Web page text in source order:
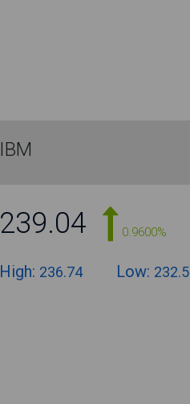
IBM
239.04 0.9600%
High: 236.74 Low: